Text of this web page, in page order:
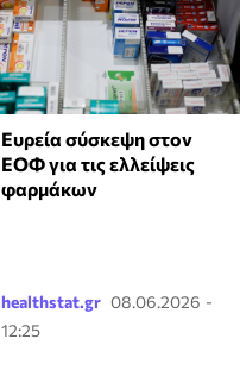
Ευρεία σύσκεψη στον
ΕΟΦ για τις ελλείψεις
φαρμάκων
healthstat.gr 08.06.2026 -
12:25